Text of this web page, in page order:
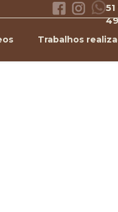
Trabalhos